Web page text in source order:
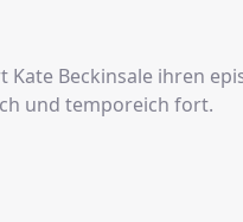
Beckinsale ihren
und temporeich fort.